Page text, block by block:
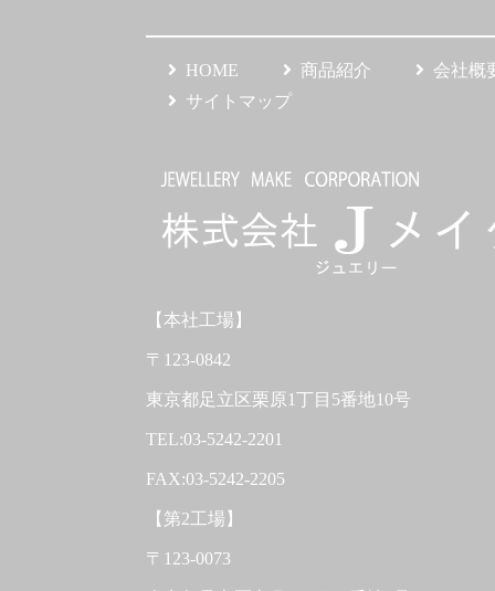
HOME 商品紹介
会社概
サイトマップ
【本社工場】
〒123-0842
東京都足立区栗原1丁目5番地10号
TEL:03-5242-2201
FAX:03-5242-2205
【第2工場】
〒123-0073